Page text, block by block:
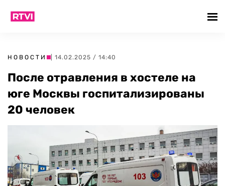
НОВОСТИ | 14.02.2025 / 14:40
После отравления в хостеле на
юге Москвы госпитализированы
20 человек